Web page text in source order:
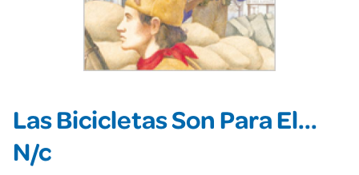
Las Bicicletas Son Para El...
N/c